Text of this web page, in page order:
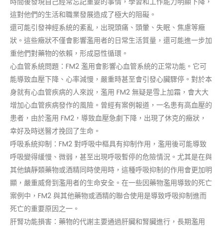
這對他們的生活和職業發展造成了極大的阻礙。
還可能引發神經系統的紊亂，出現頭痛、頭暈、失眠、焦慮等癥
狀。這些癥狀不僅會影響濫用者的日常生活質量，還可能進一步加
重他們對藥物的依賴，形成惡性循環。
心血管系統問題：FM2 濫用會影響心血管系統的正常功能。它可
能導致血壓下降、心率減慢，嚴重時甚至會引發心臟驟停。對於本
身就有心血管疾病的人來說，濫用 FM2 無疑是雪上加霜，會大大
增加心血管疾病發作的風險。曾經有案例報道，一名患有高血壓的
患者，由於濫用 FM2，導致血壓急劇下降，出現了休克的癥狀，
幸好及時送醫才挽回了生命。
呼吸系統抑制：FM2 對呼吸中樞具有抑制作用，濫用後可能導致
呼吸變得緩慢、微弱，甚至出現呼吸暫停的危險情況。尤其是在與
其他鎮靜類藥物或酒精同時使用時，這種呼吸抑制的作用會更加明
顯，嚴重威脅到濫用者的生命安全。在一些因藥物濫用導致的死亡
案例中，FM2 與其他藥物或酒精的聯合使用是導致呼吸抑制進而
死亡的重要原因之一。
肝腎功能損害：藥物的代謝主要通過肝臟和腎臟進行，長期濫用